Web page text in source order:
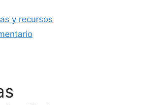
y recursos